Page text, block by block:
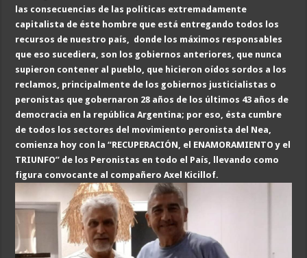
las consecuencias de las políticas extremadamente
capitalista de éste hombre que está entregando todos los
recursos de nuestro país, donde los máximos responsables
que eso sucediera, son los gobiernos anteriores, que nunca
supieron contener al pueblo, que hicieron oídos sordos a los
reclamos, principalmente de los gobiernos justicialistas o
peronistas que gobernaron 28 años de los últimos 43 años de
democracia en la república Argentina; por eso, ésta cumbre
de todos los sectores del movimiento peronista del Nea,
comienza hoy con la “RECUPERACIÓN, el ENAMORAMIENTO y el
TRIUNFO” de los Peronistas en todo el País, llevando como
figura convocante al compañero Axel Kicillof.